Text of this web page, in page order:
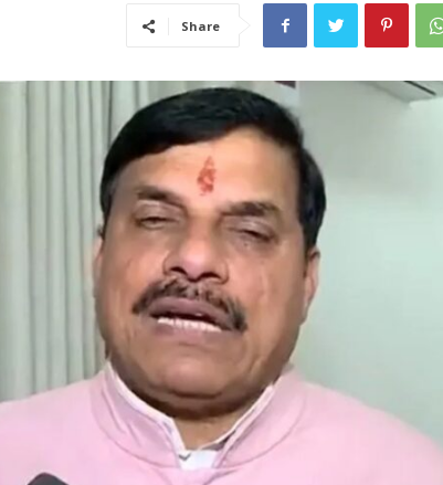
Share